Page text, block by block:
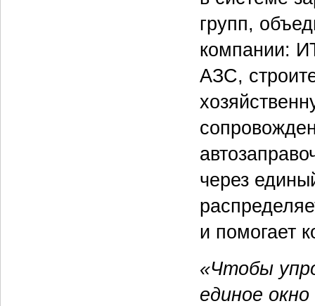
групп,
компании:
АЗС,
через
и помогает
«Чтобы
единое